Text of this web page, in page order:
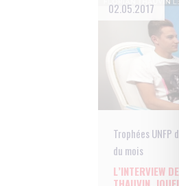
02.05.2017
Trophées UNFP
du mois
L’INTERVIEW DE